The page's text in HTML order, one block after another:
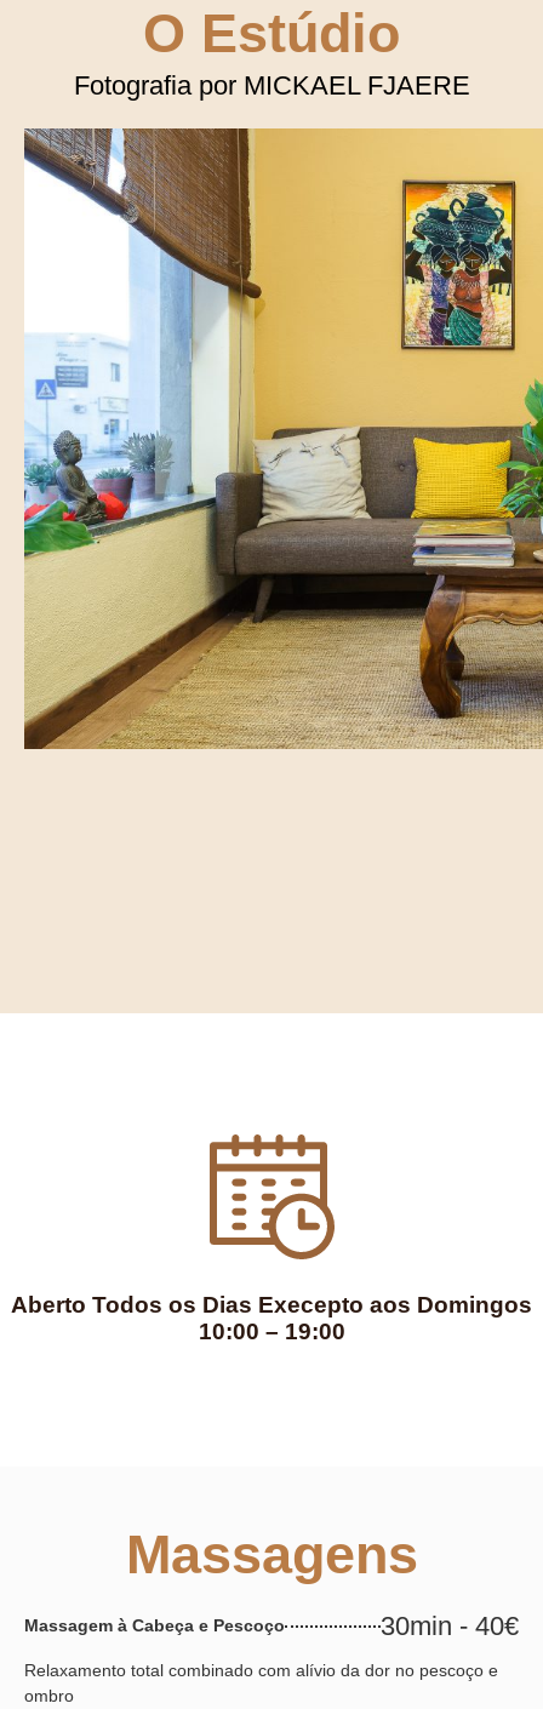
O Estúdio
Fotografia por MICKAEL FJAERE
Aberto Todos os Dias Execepto aos Domingos
10:00 – 19:00
Massagens
Massagem à Cabeça e Pescoço 30min - 40€
Relaxamento total combinado com alívio da dor no pescoço e
ombro